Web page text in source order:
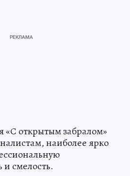
открытым забралом»
наиболее ярко
смелость.